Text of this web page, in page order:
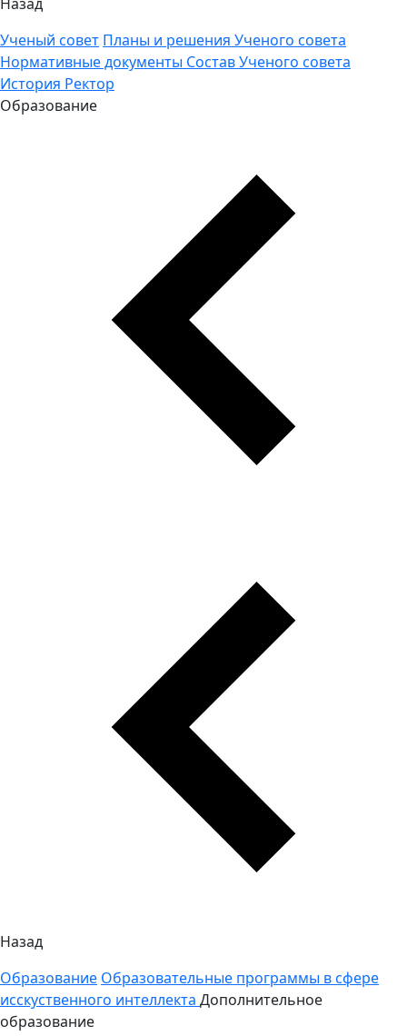
Ученый совет Планы и решения Ученого совета
Нормативные документы Состав Ученого совета
История Ректор
Образование
Назад
Образование Образовательные программы в сфере
исскуственного интеллекта Дополнительное
образование